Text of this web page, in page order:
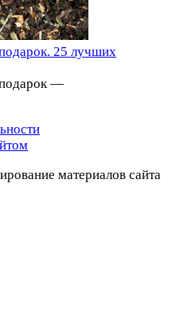
25 лучших
подарок —
материалов сайта